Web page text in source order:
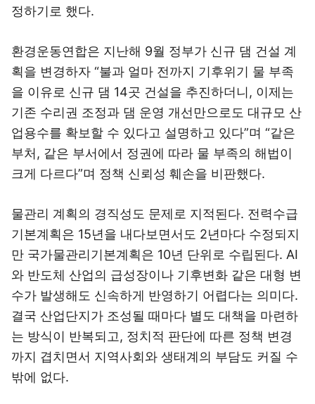
정하기로 했다.
환경운동연합은 지난해 9월 정부가 신규 댐 건설 계
획을 변경하자 “불과 얼마 전까지 기후위기 물 부족
을 이유로 신규 댐 14곳 건설을 추진하더니, 이제는
기존 수리권 조정과 댐 운영 개선만으로도 대규모 산
업용수를 확보할 수 있다고 설명하고 있다”며 “같은
부처, 같은 부서에서 정권에 따라 물 부족의 해법이
크게 다르다”며 정책 신뢰성 훼손을 비판했다.
물관리 계획의 경직성도 문제로 지적된다. 전력수급
기본계획은 15년을 내다보면서도 2년마다 수정되지
만 국가물관리기본계획은 10년 단위로 수립된다. AI
와 반도체 산업의 급성장이나 기후변화 같은 대형 변
수가 발생해도 신속하게 반영하기 어렵다는 의미다.
결국 산업단지가 조성될 때마다 별도 대책을 마련하
는 방식이 반복되고, 정치적 판단에 따른 정책 변경
까지 겹치면서 지역사회와 생태계의 부담도 커질 수
밖에 없다.